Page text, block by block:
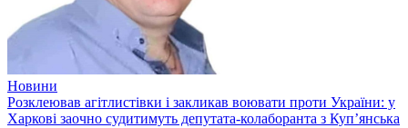
Новини
Розклеював агітлистівки і закликав воювати проти України: у
Харкові заочно судитимуть депутата-колаборанта з Куп’янська